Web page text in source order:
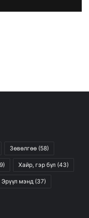
Зөвөлгөө (58)
Хайр, гэр бүл (43)
Эрүүл мэнд (37)